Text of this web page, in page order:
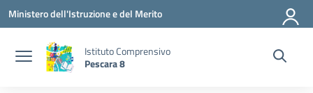
Vai ai contenuti
Vai al menu di navigazione
Vai al footer
Ministero dell'Istruzione e del Merito
Istituto Comprensivo
Pescara 8